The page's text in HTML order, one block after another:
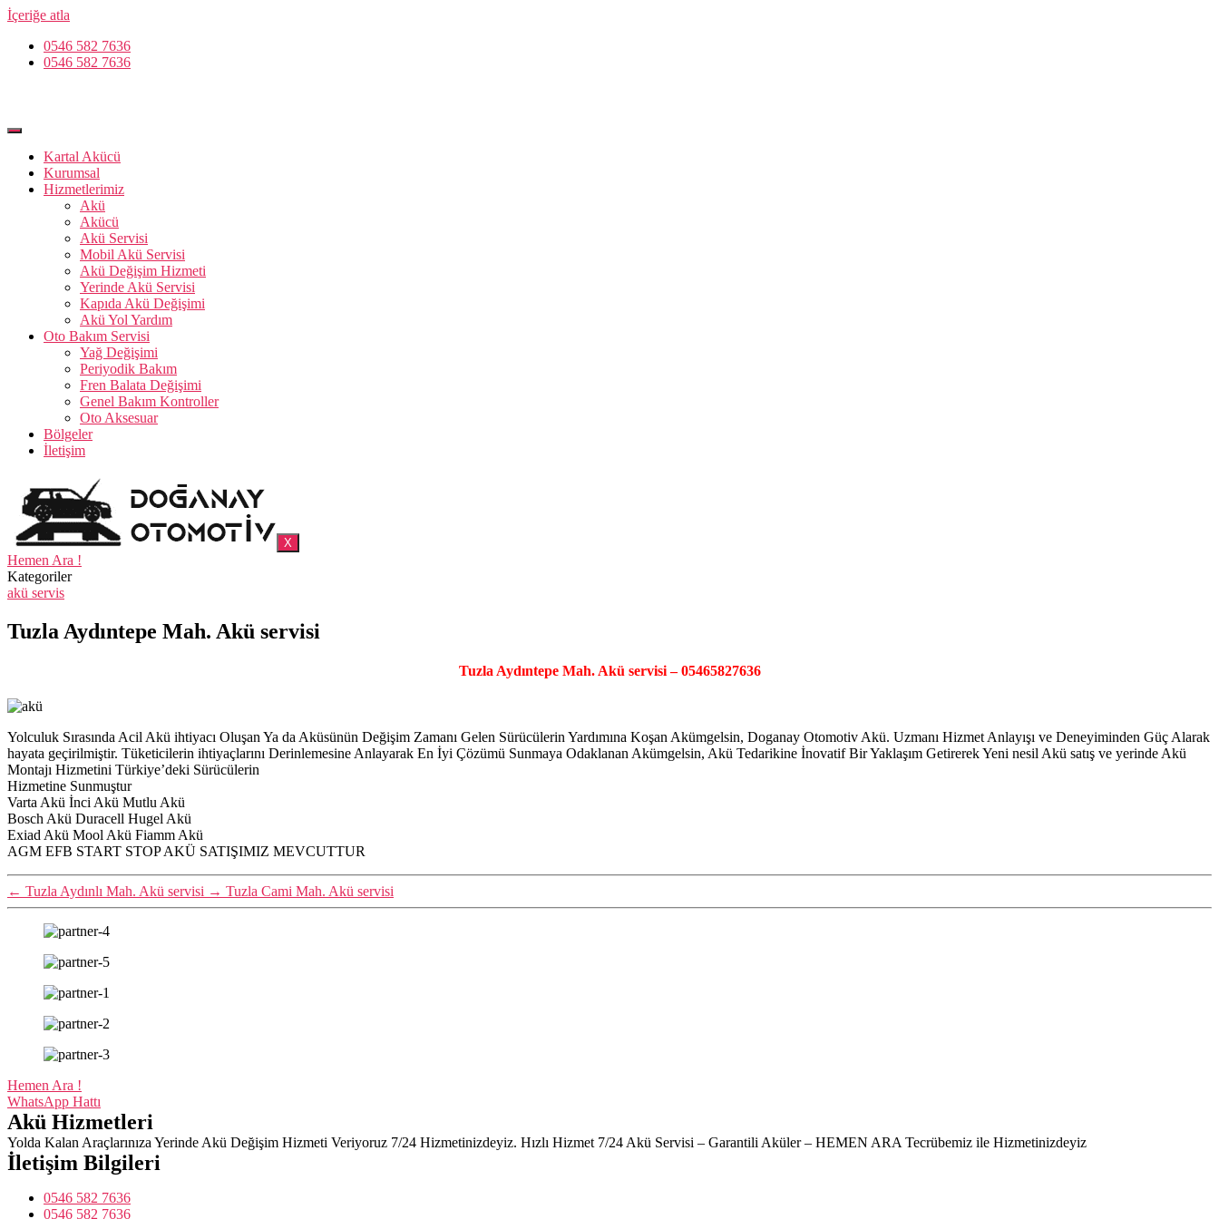
İçeriğe atla
0546 582 7636
0546 582 7636
Kartal Akücü
Kurumsal
Hizmetlerimiz
Akü
Akücü
Akü Servisi
Mobil Akü Servisi
Akü Değişim Hizmeti
Yerinde Akü Servisi
Kapıda Akü Değişimi
Akü Yol Yardım
Oto Bakım Servisi
Yağ Değişimi
Periyodik Bakım
Fren Balata Değişimi
Genel Bakım Kontroller
Oto Aksesuar
Bölgeler
İletişim
X
Hemen Ara !
Kategoriler
akü servis
Tuzla Aydıntepe Mah. Akü servisi
Tuzla Aydıntepe Mah. Akü servisi – 05465827636
Yolculuk Sırasında Acil Akü ihtiyacı Oluşan Ya da Aküsünün Değişim Zamanı Gelen Sürücülerin Yardımına Koşan Akümgelsin, Doganay Otomotiv Akü. Uzmanı Hizmet Anlayışı ve Deneyiminden Güç Alarak
hayata geçirilmiştir. Tüketicilerin ihtiyaçlarını Derinlemesine Anlayarak En İyi Çözümü Sunmaya Odaklanan Akümgelsin, Akü Tedarikine İnovatif Bir Yaklaşım Getirerek Yeni nesil Akü satış ve yerinde Akü
Montajı Hizmetini Türkiye’deki Sürücülerin
Hizmetine Sunmuştur
Varta Akü İnci Akü Mutlu Akü
Bosch Akü Duracell Hugel Akü
Exiad Akü Mool Akü Fiamm Akü
AGM EFB START STOP AKÜ SATIŞIMIZ MEVCUTTUR
← Tuzla Aydınlı Mah. Akü servisi → Tuzla Cami Mah. Akü servisi
Hemen Ara !
WhatsApp Hattı
Akü Hizmetleri
Yolda Kalan Araçlarınıza Yerinde Akü Değişim Hizmeti Veriyoruz 7/24 Hizmetinizdeyiz. Hızlı Hizmet 7/24 Akü Servisi – Garantili Aküler – HEMEN ARA Tecrübemiz ile Hizmetinizdeyiz
İletişim Bilgileri
0546 582 7636
0546 582 7636